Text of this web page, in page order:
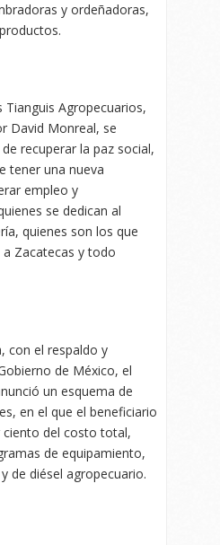
y ordeñadoras,
Tianguis Agropecuarios,
David Monreal, se
recuperar la paz social,
tener una nueva
empleo y
se dedican al
quienes son los que
Zacatecas y todo
con el respaldo y
de México, el
un esquema de
en el que el beneficiario
del costo total,
de equipamiento,
de diésel agropecuario.